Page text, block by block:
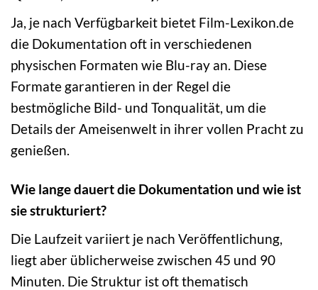
Ja, je nach Verfügbarkeit bietet Film-Lexikon.de
die Dokumentation oft in verschiedenen
physischen Formaten wie Blu-ray an. Diese
Formate garantieren in der Regel die
bestmögliche Bild- und Tonqualität, um die
Details der Ameisenwelt in ihrer vollen Pracht zu
genießen.
Wie lange dauert die Dokumentation und wie ist
sie strukturiert?
Die Laufzeit variiert je nach Veröffentlichung,
liegt aber üblicherweise zwischen 45 und 90
Minuten. Die Struktur ist oft thematisch